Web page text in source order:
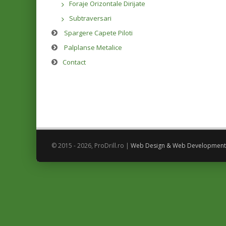
Foraje Orizontale Dirijate
Subtraversari
Spargere Capete Piloti
Palplanse Metalice
Contact
© 2015 - 2026, ProDrill.ro | Web Design & Web